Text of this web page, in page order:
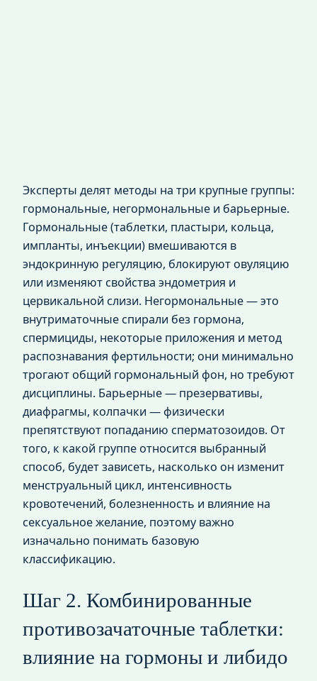
Эксперты делят методы на три крупные группы:
гормональные, негормональные и барьерные.
Гормональные (таблетки, пластыри, кольца,
импланты, инъекции) вмешиваются в
эндокринную регуляцию, блокируют овуляцию
или изменяют свойства эндометрия и
цервикальной слизи. Негормональные — это
внутриматочные спирали без гормона,
спермициды, некоторые приложения и метод
распознавания фертильности; они минимально
трогают общий гормональный фон, но требуют
дисциплины. Барьерные — презервативы,
диафрагмы, колпачки — физически
препятствуют попаданию сперматозоидов. От
того, к какой группе относится выбранный
способ, будет зависеть, насколько он изменит
менструальный цикл, интенсивность
кровотечений, болезненность и влияние на
сексуальное желание, поэтому важно
изначально понимать базовую
классификацию.
Шаг 2. Комбинированные
противозачаточные таблетки:
влияние на гормоны и либидо